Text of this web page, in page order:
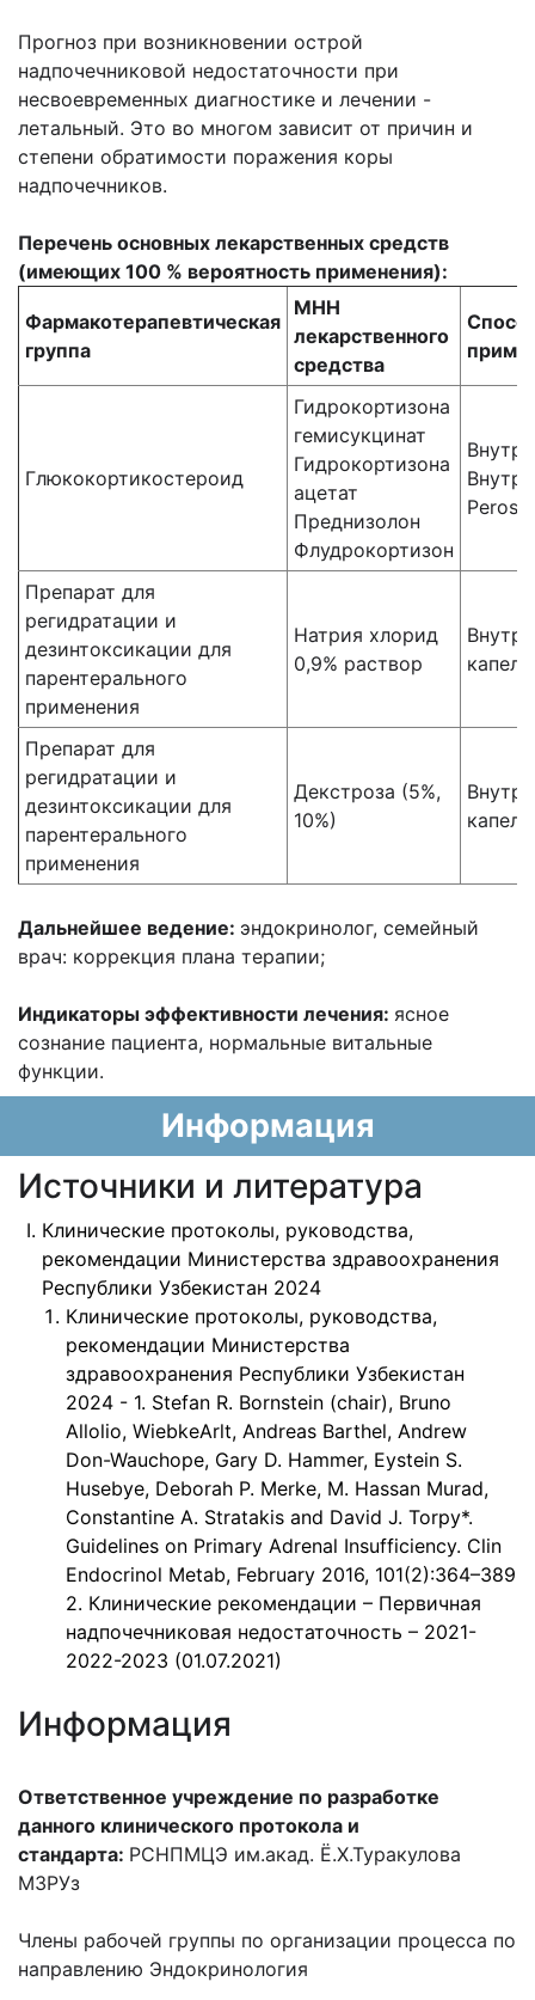
Прогноз при возникновении острой
надпочечниковой недостаточности при
несвоевременных диагностике и лечении -
летальный. Это во многом зависит от причин и
степени обратимости поражения коры
надпочечников.
Перечень основных лекарственных средств
(имеющих 100 % вероятность применения):
Фармакотерапевтическая
группа
МНН
лекарственного
средства
Глюкокортикостероид
Гидрокортизона
гемисукцинат
Гидрокортизона
ацетат
Преднизолон
Флудрокортизон
Peros
Препарат для
регидратации и
дезинтоксикации для
парентерального
применения
Натрия хлорид
0,9% раствор
Препарат для
регидратации и
дезинтоксикации для
парентерального
применения
Декстроза (5%,
10%)
Дальнейшее ведение: эндокринолог, семейный
врач: коррекция плана терапии;
Индикаторы эффективности лечения: ясное
сознание пациента, нормальные витальные
функции.
Информация
Источники и литература
Клинические протоколы, руководства,
рекомендации Министерства здравоохранения
Республики Узбекистан 2024
Клинические протоколы, руководства,
рекомендации Министерства
здравоохранения Республики Узбекистан
2024 - 1. Stefan R. Bornstein (chair), Bruno
Allolio, WiebkeArlt, Andreas Barthel, Andrew
Don-Wauchope, Gary D. Hammer, Eystein S.
Husebye, Deborah P. Merke, M. Hassan Murad,
Constantine A. Stratakis and David J. Torpy*.
Guidelines on Primary Adrenal Insufficiency. Clin
Endocrinol Metab, February 2016, 101(2):364–389
2. Клинические рекомендации – Первичная
надпочечниковая недостаточность – 2021-
2022-2023 (01.07.2021)
Информация
Ответственное учреждение по разработке
данного клинического протокола и
стандарта: РСНПМЦЭ им.акад. Ё.Х.Туракулова
МЗРУз
Члены рабочей группы по организации процесса по
направлению Эндокринология